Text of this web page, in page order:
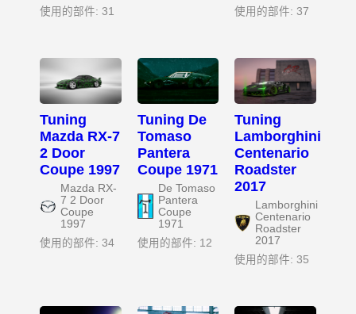
使用的部件: 31
使用的部件: 37
Tuning
Mazda RX-7
2 Door
Coupe 1997
Mazda RX-
7 2 Door
Coupe
1997
使用的部件: 34
Tuning De
Tomaso
Pantera
Coupe 1971
De Tomaso
Pantera
Coupe
1971
使用的部件: 12
Tuning
Lamborghini
Centenario
Roadster
2017
Lamborghini
Centenario
Roadster
2017
使用的部件: 35